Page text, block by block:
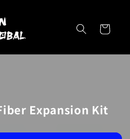
Cart
Expansion Kit